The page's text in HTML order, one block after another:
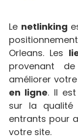
Le netlinking
Orleans. Les
provenant
améliorer
en ligne. Il
sur la
entrants pour
votre site.